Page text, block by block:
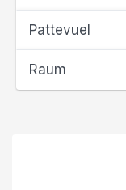
Pattevuel
Raum